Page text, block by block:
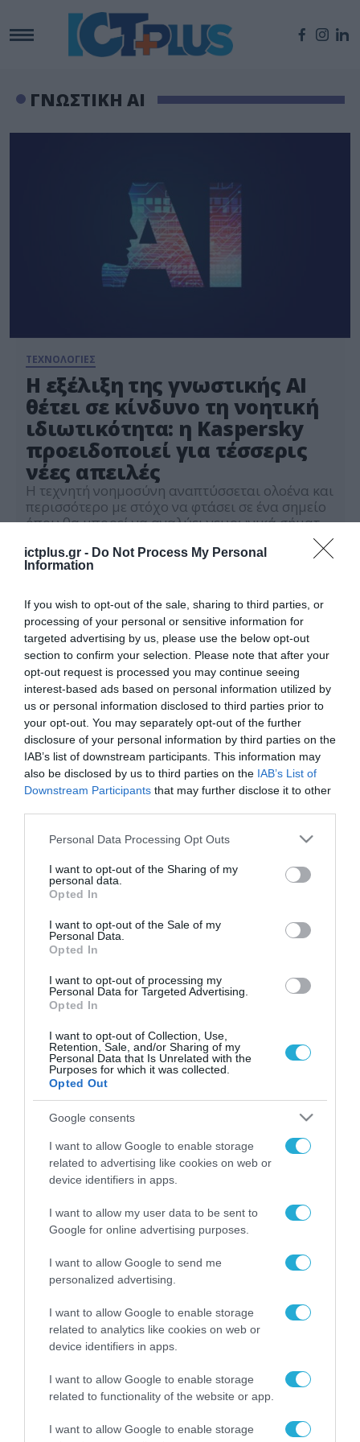
ictplus.gr - Do Not Process My Personal
Information
If you wish to opt-out of the sale, sharing to third parties, or
processing of your personal or sensitive information for
targeted advertising by us, please use the below opt-out
section to confirm your selection. Please note that after your
opt-out request is processed you may continue seeing
interest-based ads based on personal information utilized by
us or personal information disclosed to third parties prior to
your opt-out. You may separately opt-out of the further
disclosure of your personal information by third parties on the
IAB’s list of downstream participants. This information may
also be disclosed by us to third parties on the IAB’s List of
Downstream Participants that may further disclose it to other
Please note that this website/app uses one or more Google
not limited to your visit or usage behaviour. You may click to
grant or deny consent to Google and its third-party tags to
use your data for below specified purposes in below Google
consent section.
Personal Data Processing Opt Outs
I want to opt-out of the Sharing of my
personal data.
Opted In
I want to opt-out of the Sale of my
Personal Data.
Opted In
I want to opt-out of processing my
Personal Data for Targeted Advertising.
Opted In
I want to opt-out of Collection, Use,
Retention, Sale, and/or Sharing of my
Personal Data that Is Unrelated with the
Purposes for which it was collected.
Opted Out
Google consents
I want to allow Google to enable storage
related to advertising like cookies on web or
device identifiers in apps.
I want to allow my user data to be sent to
Google for online advertising purposes.
I want to allow Google to send me
personalized advertising.
I want to allow Google to enable storage
related to analytics like cookies on web or
device identifiers in apps.
I want to allow Google to enable storage
related to functionality of the website or app.
I want to allow Google to enable storage
ΓΝΩΣΤΙΚΗ AI
ΤΕΧΝΟΛΟΓΙΕΣ
Η εξέλιξη της γνωστικής AI
θέτει σε κίνδυνο τη νοητική
ιδιωτικότητα: η Kaspersky
προειδοποιεί για τέσσερις
νέες απειλές
Η τεχνητή νοημοσύνη αναπτύσσεται ολοένα και
περισσότερο με στόχο να φτάσει σε ένα σημείο
όπου θα μπορεί να αναλύει νευρωνικά σήματα,
να μοντελοποιεί την ανθρώπινη συμπεριφορά
και να προβλέπει μοτίβα λήψης αποφάσεων. Η
εξέλιξη αυτή σηματοδοτεί μια ουσιαστική
εργαλείο επεξεργασίας δεδομένων σε ένα
σύστημα ικανό να ερμηνεύει και […]
ΡΟΗ ΕΙΔΗΣΕΩΝ
Το χρηματοδοτούμενο
από την ΕΕ έργο “The
Gaming Police”
ενισχύει την ασφάλεια
των παιδιών στο
διαδίκτυο
ΑΑΔΕ: Διευκρινίσεις
παραβάσεις που
αφορούν τους ΦΗΜ
31.07.2026
Σ. Καλαφάτης: «Η
Τεχνητή Νοημοσύνη
δεν είναι απλώς μια
νέα τεχνολογία, είναι
μια νέα βιομηχανική
επανάσταση»
31.07.2026
για τη χρηματοδότηση